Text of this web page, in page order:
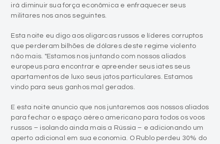
irá diminuir sua força econômica e enfraquecer seus
militares nos anos seguintes.
Esta noite eu digo aos oligarcas russos e líderes corruptos
que perderam bilhões de dólares deste regime violento
não mais. "Estamos nos juntando com nossos aliados
europeus para encontrar e apreender seus iates seus
apartamentos de luxo seus jatos particulares. Estamos
vindo para seus ganhos mal gerados.
E esta noite anuncio que nos juntaremos aos nossos aliados
para fechar o espaço aéreo americano para todos os voos
russos – isolando ainda mais a Rússia – e adicionando um
aperto adicional em sua economia. O Rublo perdeu 30% do